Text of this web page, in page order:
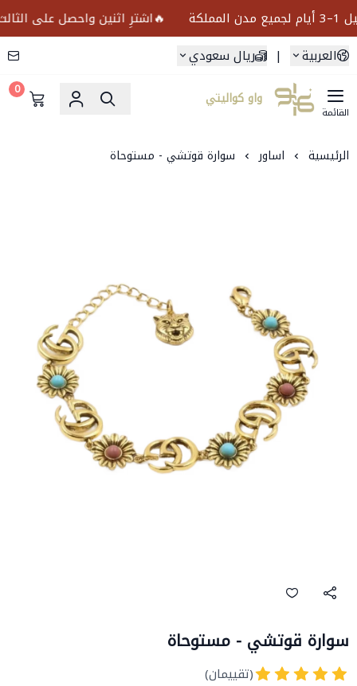
🔥اشترِ اثنين واحصل على الثالث
العربية
| ريال سعودي
القائمة
واو كواليتي 0
الرئيسية اساور سوارة قوتشي - مستوحاة
سوارة قوتشي - مستوحاة
(تقييمان)